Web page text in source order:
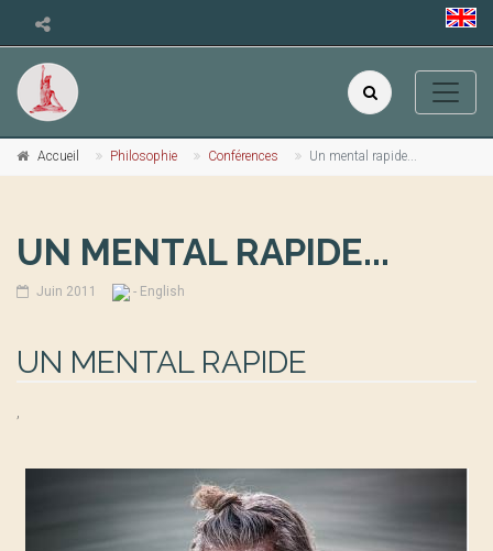
Accueil Philosophie Conférences Un mental rapide...
UN MENTAL RAPIDE...
Juin 2011 - English
UN MENTAL RAPIDE
,